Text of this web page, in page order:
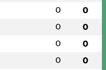
0 0
0 0
0 0
0 0